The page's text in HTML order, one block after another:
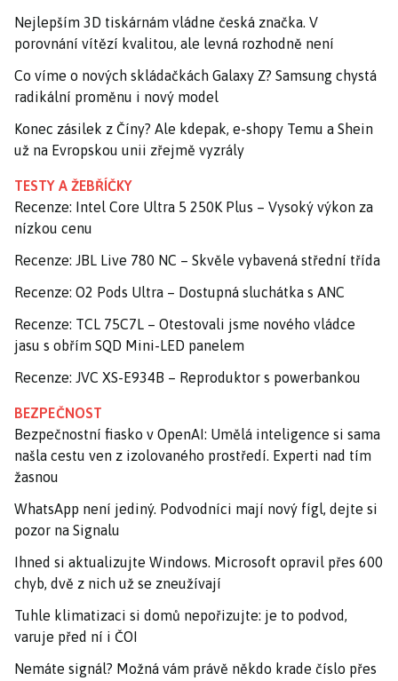
Nejlepším 3D tiskárnám vládne česká značka. V
porovnání vítězí kvalitou, ale levná rozhodně není
Co víme o nových skládačkách Galaxy Z? Samsung chystá
radikální proměnu i nový model
Konec zásilek z Číny? Ale kdepak, e-shopy Temu a Shein
už na Evropskou unii zřejmě vyzrály
TESTY A ŽEBŘÍČKY
Recenze: Intel Core Ultra 5 250K Plus – Vysoký výkon za
nízkou cenu
Recenze: JBL Live 780 NC – Skvěle vybavená střední třída
Recenze: O2 Pods Ultra – Dostupná sluchátka s ANC
Recenze: TCL 75C7L – Otestovali jsme nového vládce
jasu s obřím SQD Mini-LED panelem
Recenze: JVC XS-E934B – Reproduktor s powerbankou
BEZPEČNOST
Bezpečnostní fiasko v OpenAI: Umělá inteligence si sama
našla cestu ven z izolovaného prostředí. Experti nad tím
žasnou
WhatsApp není jediný. Podvodníci mají nový fígl, dejte si
pozor na Signalu
Ihned si aktualizujte Windows. Microsoft opravil přes 600
chyb, dvě z nich už se zneužívají
Tuhle klimatizaci si domů nepořizujte: je to podvod,
varuje před ní i ČOI
Nemáte signál? Možná vám právě někdo krade číslo přes